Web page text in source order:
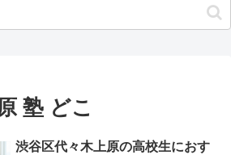
塾 どこ
渋谷区代々木上原の高校生におす